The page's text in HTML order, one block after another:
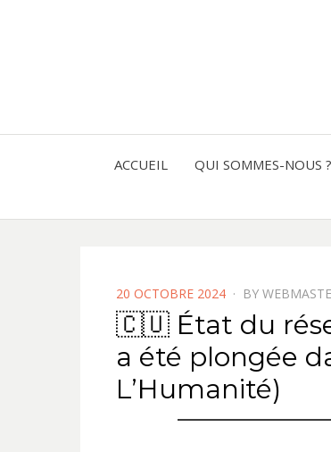
ACCUEIL QUI SOMMES-NOUS ?
POSTED
ON
20 OCTOBRE 2024 BY
🇨🇺 État du
a été plongée
L’Humanité)